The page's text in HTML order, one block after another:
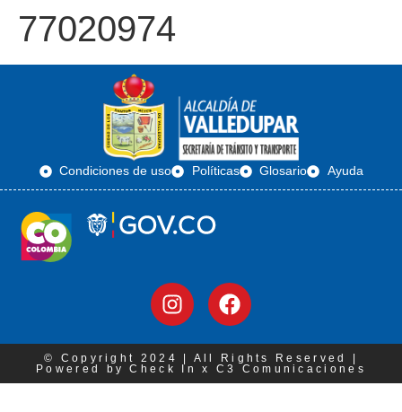
77020974
Condiciones de uso Políticas Glosario Ayuda
© Copyright 2024 | All Rights Reserved |
Powered by Check In x C3 Comunicaciones